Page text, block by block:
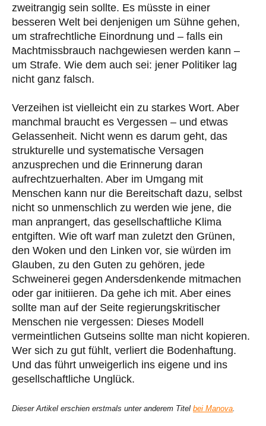
zweitrangig sein sollte. Es müsste in einer
besseren Welt bei denjenigen um Sühne gehen,
um strafrechtliche Einordnung und – falls ein
Machtmissbrauch nachgewiesen werden kann –
um Strafe. Wie dem auch sei: jener Politiker lag
nicht ganz falsch.
Verzeihen ist vielleicht ein zu starkes Wort. Aber
manchmal braucht es Vergessen – und etwas
Gelassenheit. Nicht wenn es darum geht, das
strukturelle und systematische Versagen
anzusprechen und die Erinnerung daran
aufrechtzuerhalten. Aber im Umgang mit
Menschen kann nur die Bereitschaft dazu, selbst
nicht so unmenschlich zu werden wie jene, die
man anprangert, das gesellschaftliche Klima
entgiften. Wie oft warf man zuletzt den Grünen,
den Woken und den Linken vor, sie würden im
Glauben, zu den Guten zu gehören, jede
Schweinerei gegen Andersdenkende mitmachen
oder gar initiieren. Da gehe ich mit. Aber eines
sollte man auf der Seite regierungskritischer
Menschen nie vergessen: Dieses Modell
vermeintlichen Gutseins sollte man nicht kopieren.
Wer sich zu gut fühlt, verliert die Bodenhaftung.
Und das führt unweigerlich ins eigene und ins
gesellschaftliche Unglück.
Dieser Artikel erschien erstmals unter anderem Titel bei Manova